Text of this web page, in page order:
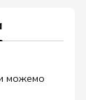
можемо